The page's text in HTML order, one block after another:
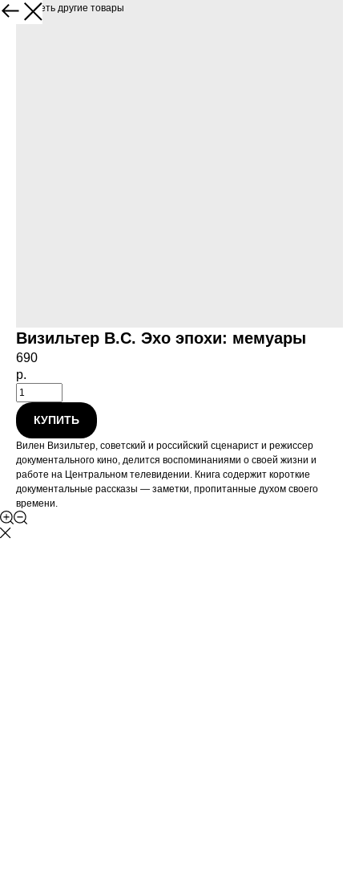
Посмотреть другие товары
Визильтер В.С. Эхо эпохи: мемуары
690
р.
КУПИТЬ
Вилен Визильтер, советский и российский сценарист и режиссер
документального кино, делится воспоминаниями о своей жизни и
работе на Центральном телевидении. Книга содержит короткие
документальные рассказы — заметки, пропитанные духом своего
времени.